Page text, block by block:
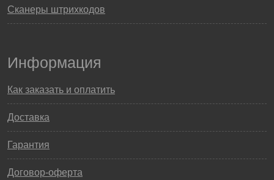
Сканеры штрихкодов
Информация
Как заказать и оплатить
Доставка
Гарантия
Договор-оферта